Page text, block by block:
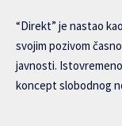
“Direkt” je nastao
svojim pozivom
javnosti.
koncept slobodnog